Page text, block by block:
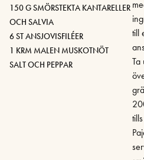
150 G SMÖRSTEKTA KANTARELLER
OCH SALVIA
6 ST ANSJOVISFILÉER
1 KRM MALEN MUSKOTNÖT
SALT OCH PEPPAR
till
Ta